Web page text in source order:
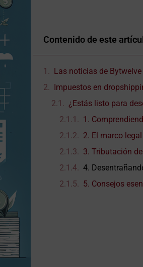
Contenido de este
Las noticias de Bytwelve
Impuestos en
¿Estás listo para
1.
2. El marco
3. Tributación
4.
5. Consejos